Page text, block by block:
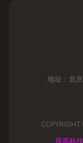
地址：北
原苏科